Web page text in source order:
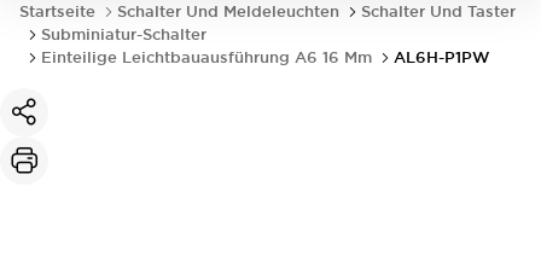
Startseite Schalter Und Meldeleuchten
Schalter Und Taster
Subminiatur-Schalter
Einteilige Leichtbauausführung A6 16 Mm
AL6H-P1PW